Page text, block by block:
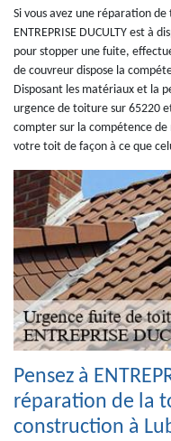
Si vous avez une réparation
ENTREPRISE DUCULTY est à
pour stopper une fuite,
de couvreur dispose la
Disposant les matériaux et la
urgence de toiture sur 65220
compter sur la compétence
votre toit de façon à ce que
Pensez à
réparation de la
construction à